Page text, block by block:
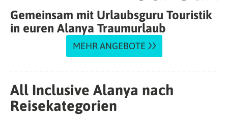
Gemeinsam mit Urlaubsguru Touristik
in euren Alanya Traumurlaub
MEHR ANGEBOTE
All Inclusive Alanya nach
Reisekategorien